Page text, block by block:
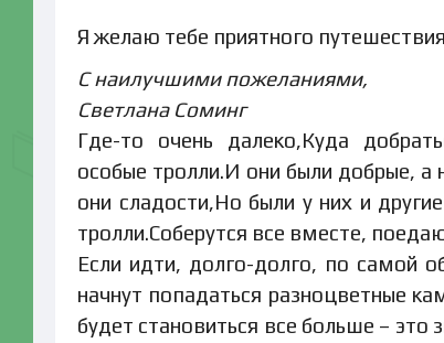
Я желаю тебе приятного
С наилучшими пожеланиями,
Светлана Соминг
Где-то очень далеко,Куда
особые тролли.И они были добрые, а
они сладости,Но были у них и
тролли.Соберутся все вместе,
Если идти, долго-долго, по самой
начнут попадаться разноцветные
будет становиться все больше – это